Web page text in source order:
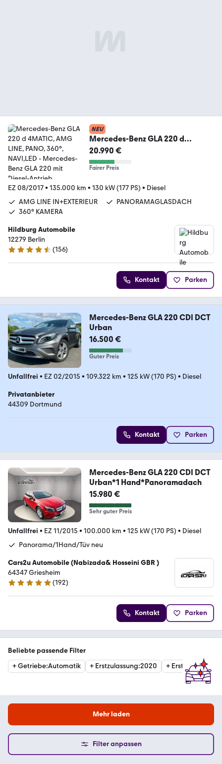
NEU
Mercedes-Benz GLA 220 d
4MATIC, AMG LINE, PANO, 360°,
NAVI,LED
20.990 €
Fairer Preis
EZ 08/2017• 135.000 km • 130 kW (177 PS) • Diesel
AMG LINE IN+EXTERIEUR
PANORAMAGLASDACH
360° KAMERA
Hildburg Automobile
12279 Berlin
4.7 Sterne
(156)
Kontakt Parken
Mercedes-Benz GLA 220 CDI DCT
Urban
16.500 €
Guter Preis
Unfallfrei • EZ 02/2015 • 109.322 km • 125 kW (170 PS) • Diesel
Privatanbieter
44309 Dortmund
Kontakt Parken
Mercedes-Benz GLA 220 CDI DCT
Urban*1 Hand*Panoramadach
15.980 €
Sehr guter Preis
Unfallfrei • EZ 11/2015 • 100.000 km • 125 kW (170 PS) • Diesel
Panorama/1Hand/Tüv neu
Cars2u Automobile (Nabizada& Hosseini GBR )
64347 Griesheim
4.9 Sterne
(192)
Kontakt Parken
Beliebte passende Filter
+Getriebe:Automatik + Erstzulassung:2020 + Erstzulassung
Mehr laden
Filter anpassen